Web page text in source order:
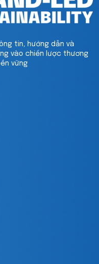
tin, hướng dẫn và
vào chiến lược thương
vững